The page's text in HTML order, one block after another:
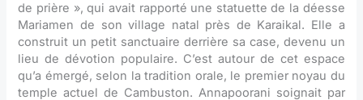
de prière », qui avait rapporté une statuette de la déesse
Mariamen de son village natal près de Karaikal. Elle a
construit un petit sanctuaire derrière sa case, devenu un
lieu de dévotion populaire. C’est autour de cet espace
qu’a émergé, selon la tradition orale, le premier noyau du
temple actuel de Cambuston. Annapoorani soignait par